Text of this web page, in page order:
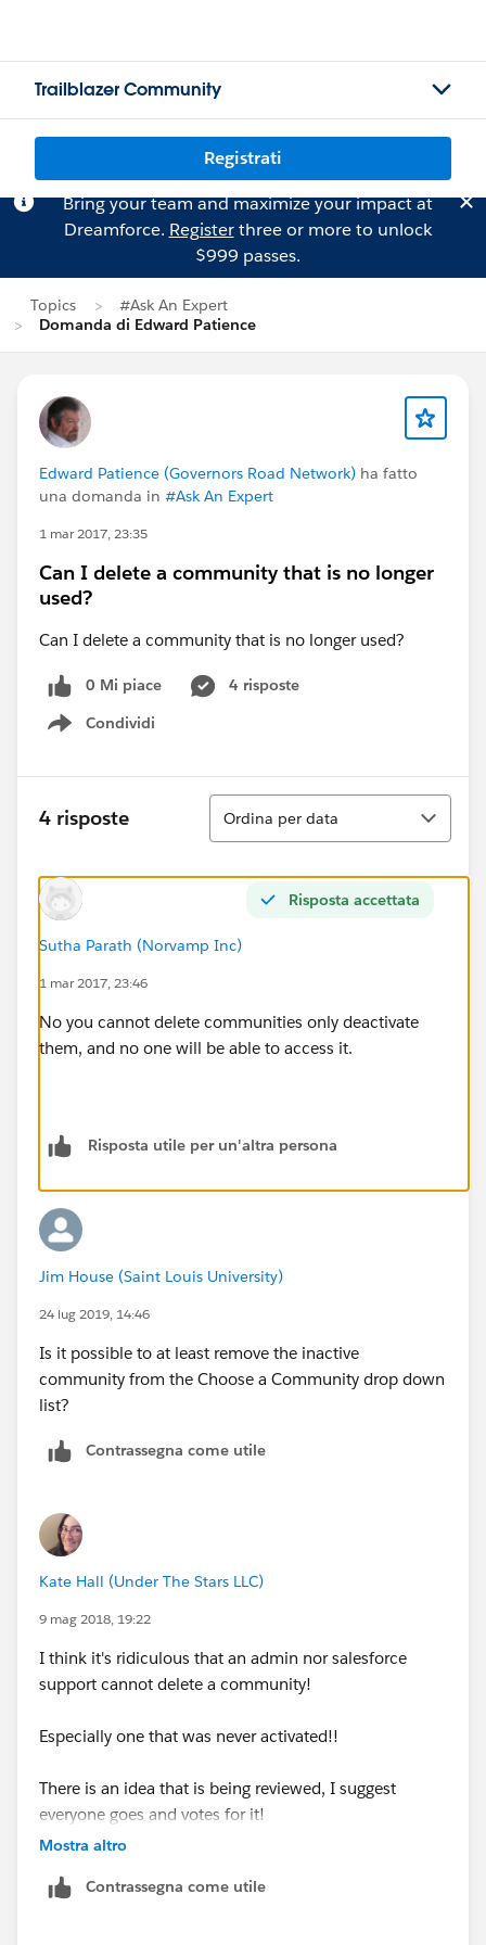
Trailblazer Community
Registrati
Bring your team and maximize your impact at
Dreamforce. Registerthree or more to unlock
$999 passes.
Topics
#Ask An Expert
Domanda di Edward Patience
Edward Patience (Governors Road Network) ha fatto
una domanda in #Ask An Expert
1 mar 2017, 23:35
Can I delete a community that is no longer
used?
Can I delete a community that is no longer used?
0 Mi piace
4 risposte
Condividi
Show menu
4 risposte
Ordina
Ordina per data
Risposta accettata
Sutha Parath (Norvamp Inc)
1 mar 2017, 23:46
No you cannot delete communities only deactivate
them, and no one will be able to access it.
Risposta utile per un'altra persona
Jim House (Saint Louis University)
24 lug 2019, 14:46
Is it possible to at least remove the inactive
community from the Choose a Community drop down
list?
Contrassegna come utile
Kate Hall (Under The Stars LLC)
9 mag 2018, 19:22
I think it's ridiculous that an admin nor salesforce
support cannot delete a community!
Especially one that was never activated!!
There is an idea that is being reviewed, I suggest
everyone goes and votes for it!
id=08730000000BqttAAC
Mostra altro
Contrassegna come utile